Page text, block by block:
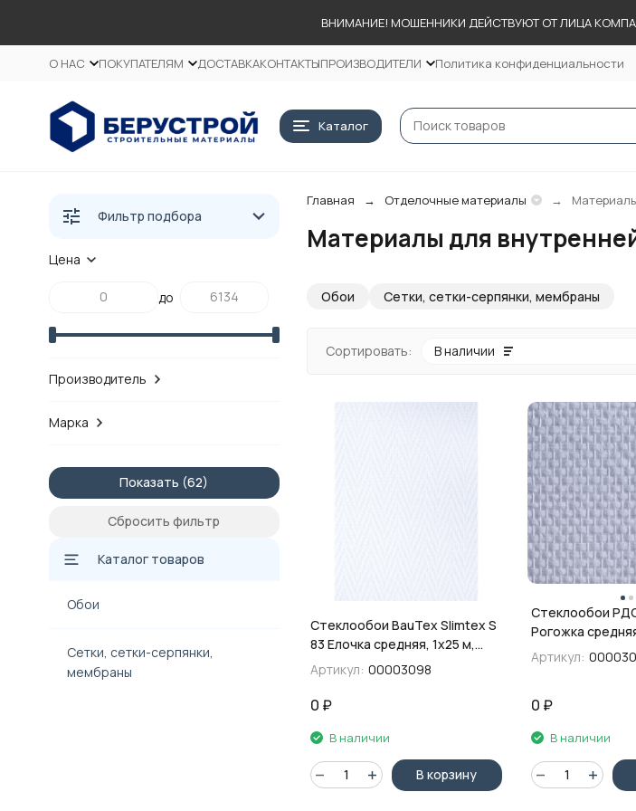
ВНИМАНИЕ! МОШЕННИКИ ДЕЙСТВУЮТ ОТ ЛИЦА
О НАС ПОКУПАТЕЛЯМ ДОСТАВКАКОНТАКТЫПРОИЗВОДИТЕЛИ Политика конфиденциальности
Каталог
Главная Отделочные материалы
Материалы для
Обои Сетки, сетки-серпянки, мембраны
Сортировать: В наличии
Стеклообои BauTex Slimtex S
83 Елочка средняя, 1х25 м,
плотность 125 г/кв.м
Артикул: 00003098
0 ₽
В наличии
В корзину
Стеклообои
Рогожка
1х50 м
Артикул:
0 ₽
В наличии
Фильтр подбора
Цена
до
Производитель
Марка
Показать
Сбросить фильтр
Каталог товаров
Обои
Сетки, сетки-серпянки,
мембраны